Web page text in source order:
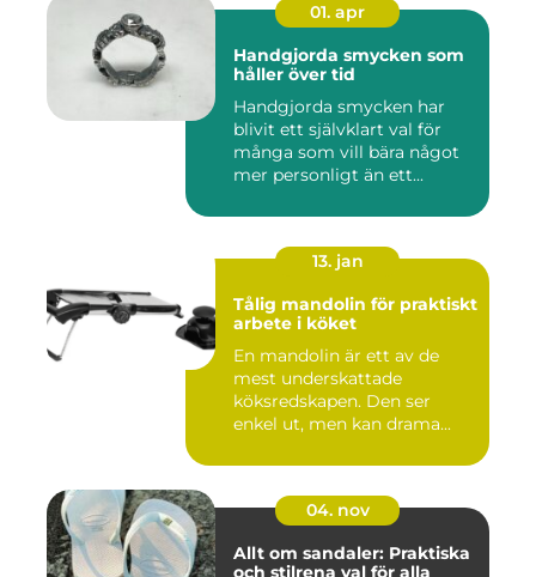
01. apr
Handgjorda smycken som
håller över tid
Handgjorda smycken har
blivit ett självklart val för
många som vill bära något
mer personligt än ett...
13. jan
Tålig mandolin för praktiskt
arbete i köket
En mandolin är ett av de
mest underskattade
köksredskapen. Den ser
enkel ut, men kan drama...
04. nov
Allt om sandaler: Praktiska
och stilrena val för alla